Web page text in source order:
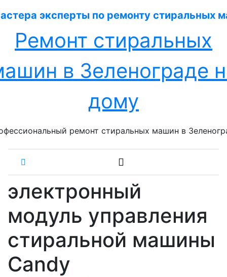
к
Ремонт стиральных
в Зеленограде
дому
ремонт стиральных машин в
электронный
модуль управления
стиральной машины
Candy